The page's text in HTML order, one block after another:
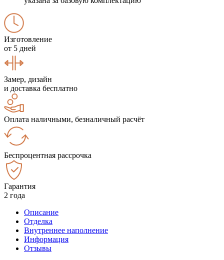
Изготовление
от 5 дней
Замер, дизайн
и доставка бесплатно
Оплата наличными, безналичный расчёт
Беспроцентная рассрочка
Гарантия
2 года
Описание
Отделка
Внутреннее наполнение
Информация
Отзывы